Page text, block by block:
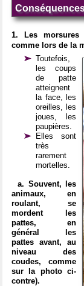
1. Les morsures
comme lors de la
Toutefois,
les coups
de patte
atteignent
la face, les
oreilles, les
joues, les
paupières.
Elles sont
très
rarement
mortelles.
a. Souvent, les
animaux, en
roulant, se
mordent les
pattes, en
général les
pattes avant, au
niveau des
coudes, comme
sur la photo ci-
contre).